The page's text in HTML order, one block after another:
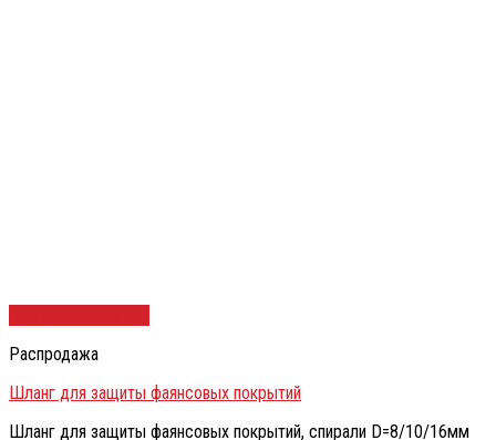
Распродажа
Шланг для защиты фаянсовых покрытий
Шланг для защиты фаянсовых покрытий, спирали D=8/10/16мм